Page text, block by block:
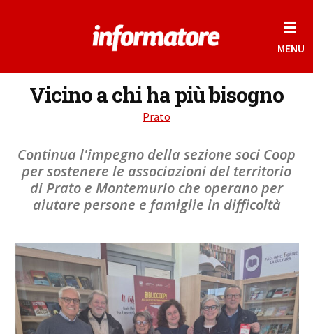
☰
MENU
Vicino a chi ha più bisogno
Prato
Continua l'impegno della sezione soci Coop
per sostenere le associazioni del territorio
di Prato e Montemurlo che operano per
aiutare persone e famiglie in difficoltà